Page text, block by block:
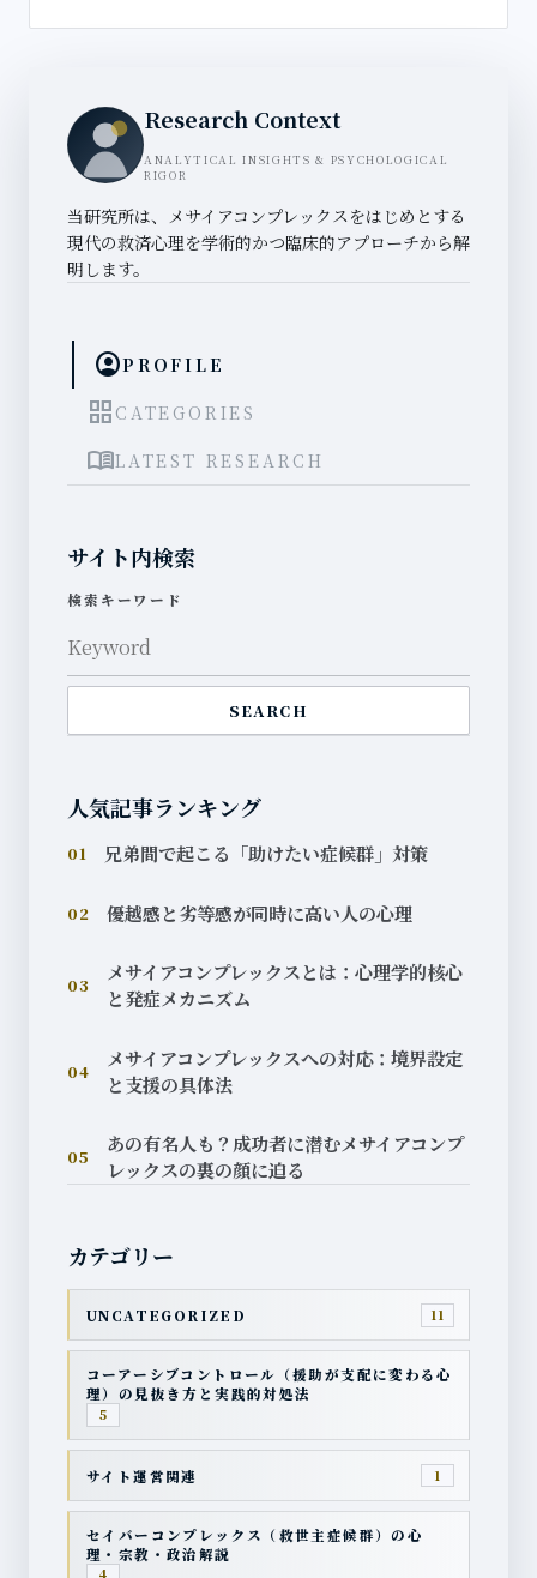
Research Context
ANALYTICAL INSIGHTS & PSYCHOLOGICAL
RIGOR
当研究所は、メサイアコンプレックスをはじめとする
現代の救済心理を学術的かつ臨床的アプローチから解
明します。
account_circlePROFILE
grid_view CATEGORIES
menu_bookLATEST RESEARCH
サイト内検索
検索キーワード
SEARCH
人気記事ランキング
01 兄弟間で起こる「助けたい症候群」対策
02 優越感と劣等感が同時に高い人の心理
03
メサイアコンプレックスとは：心理学的核心
と発症メカニズム
04
メサイアコンプレックスへの対応：境界設定
と支援の具体法
05
あの有名人も？成功者に潜むメサイアコンプ
レックスの裏の顔に迫る
カテゴリー
UNCATEGORIZED 11
コーアーシブコントロール（援助が支配に変わる心
理）の見抜き方と実践的対処法
5
サイト運営関連 1
セイバーコンプレックス（救世主症候群）の心
理・宗教・政治解説
4